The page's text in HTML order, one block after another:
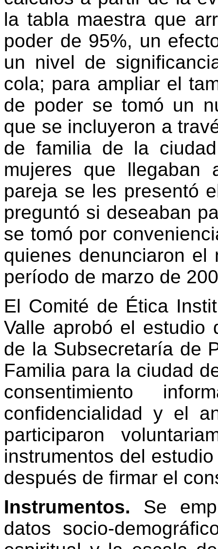
la tabla maestra que
poder de 95%, un
un nivel de
cola; para ampliar el
de poder se tomó un
que se incluyeron a
de familia de la
mujeres que llegaban
pareja se les presentó
preguntó si deseaban
se tomó por
quienes denunciaron el
período de marzo de
El Comité de Ética
Valle aprobó el estudio
de la Subsecretaría de
Familia para la ciudad
consentimiento
confidencialidad y el
participaron
instrumentos del
después de firmar el
Instrumentos. Se
datos socio-